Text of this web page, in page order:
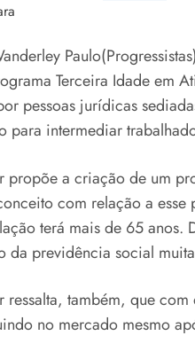
Terceira Idade em
pessoas jurídicas
para intermediar
propõe a criação de um
com relação a
terá mais de 65 anos.
da previdência social
ressalta, também, que
no mercado mesmo